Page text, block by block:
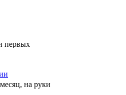
первых
на руки